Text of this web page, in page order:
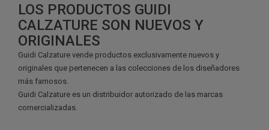
LOS PRODUCTOS GUIDI
CALZATURE SON NUEVOS Y
ORIGINALES
Guidi Calzature vende productos exclusivamente nuevos y
originales que pertenecen a las colecciones de los diseñadores
más famosos.
Guidi Calzature es un distribuidor autorizado de las marcas
comercializadas.